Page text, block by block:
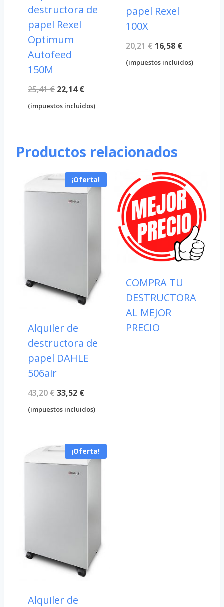
destructora de
papel Rexel
Optimum
Autofeed
150M
25,41€ El
precio
25,41 €.
22,14€El
precio
22,14 €.
(impuestos incluidos)
papel Rexel
100X
20,21€ El
precio
16,58 €El
precio
(impuestos incluidos)
Productos relacionados
¡Oferta!
Alquiler de
destructora de
papel DAHLE
506air
43,20€El
precio
43,20 €.
33,52 €El
precio
33,52 €.
(impuestos incluidos)
COMPRA TU
DESTRUCTORA
AL MEJOR
PRECIO
¡Oferta!
Alquiler de